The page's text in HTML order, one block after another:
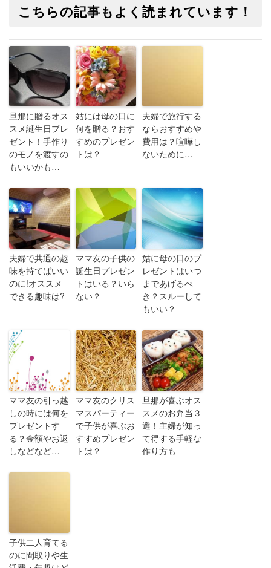
こちらの記事もよく読まれています！
旦那に贈るオス
スメ誕生日プレ
ゼント！手作り
のモノを渡すの
もいいかも…
姑には母の日に
何を贈る？おす
すめのプレゼン
トは？
夫婦で旅行する
ならおすすめや
費用は？喧嘩し
ないために…
夫婦で共通の趣
味を持てばいい
のに!オススメ
できる趣味は?
ママ友の子供の
誕生日プレゼン
トはいる？いら
ない？
姑に母の日のプ
レゼントはいつ
まであげるべ
き？スルーして
もいい？
ママ友の引っ越
しの時には何を
プレゼントす
る？金額やお返
しなどなど…
ママ友のクリス
マスパーティー
で子供が喜ぶお
すすめプレゼン
トは？
旦那が喜ぶオス
スメのお弁当３
選！主婦が知っ
て得する手軽な
作り方も
子供二人育てる
のに間取りや生